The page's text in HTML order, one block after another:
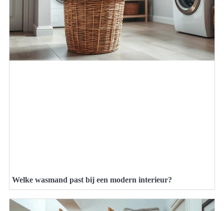
Welke wasmand past bij een modern interieur?